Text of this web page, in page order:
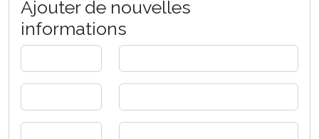
Ajouter de nouvelles
informations